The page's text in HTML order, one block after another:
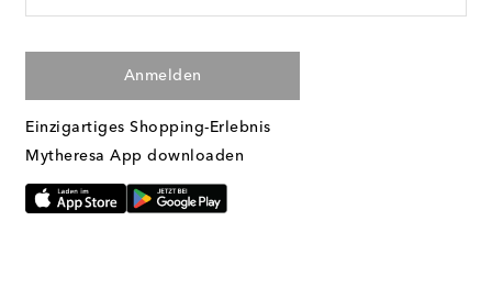
Anmelden
Einzigartiges Shopping-Erlebnis
Mytheresa App downloaden